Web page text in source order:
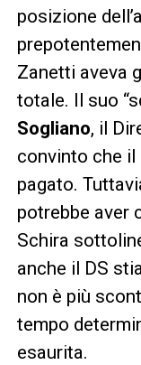
posizione
Zanetti aveva
totale. Il suo
Sogliano, il
convinto che il
pagato.
potrebbe aver
Schira
anche il DS
non è più
tempo
esaurita.